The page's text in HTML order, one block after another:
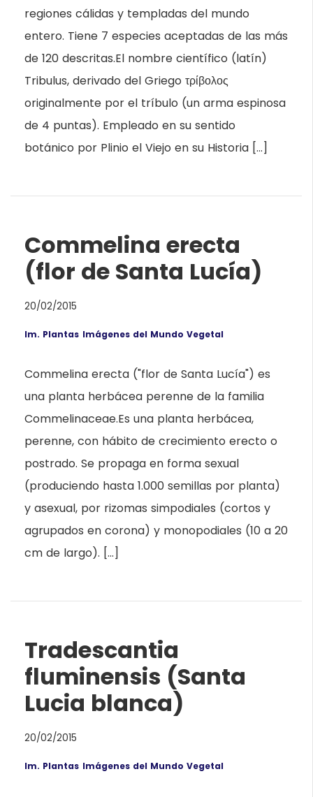
regiones cálidas y templadas del mundo
entero. Tiene 7 especies aceptadas de las más
de 120 descritas.El nombre científico (latín)
Tribulus, derivado del Griego τρίβολος
originalmente por el tríbulo (un arma espinosa
de 4 puntas). Empleado en su sentido
botánico por Plinio el Viejo en su Historia […]
Commelina erecta
(flor de Santa Lucía)
20/02/2015
Im. Plantas Imágenes del Mundo Vegetal
Commelina erecta ("flor de Santa Lucía") es
una planta herbácea perenne de la familia
Commelinaceae.Es una planta herbácea,
perenne, con hábito de crecimiento erecto o
postrado. Se propaga en forma sexual
(produciendo hasta 1.000 semillas por planta)
y asexual, por rizomas simpodiales (cortos y
agrupados en corona) y monopodiales (10 a 20
cm de largo). […]
Tradescantia
fluminensis (Santa
Lucia blanca)
20/02/2015
Im. Plantas Imágenes del Mundo Vegetal